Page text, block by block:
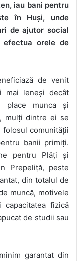
iau bani pentru
în Huși, unde
de ajutor social
efectua orele de
de venit
mai leneși decât
place munca și
mulți dintre ei se
folosul comunității
banii primiți.
pentru Plăți și
Prepeliță, peste
din totalul de
muncă, motivele
fizică
de studii sau
garantat din